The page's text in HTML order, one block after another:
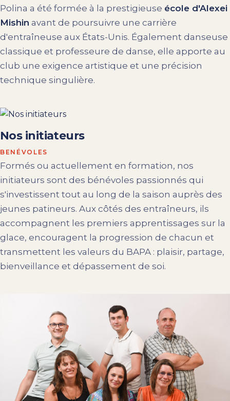
Polina a été formée à la prestigieuse école d'Alexei
Mishin avant de poursuivre une carrière
d'entraîneuse aux États-Unis. Également danseuse
classique et professeure de danse, elle apporte au
club une exigence artistique et une précision
technique singulière.
Nos initiateurs
BENÉVOLES
Formés ou actuellement en formation, nos
initiateurs sont des bénévoles passionnés qui
s'investissent tout au long de la saison auprès des
jeunes patineurs. Aux côtés des entraîneurs, ils
accompagnent les premiers apprentissages sur la
glace, encouragent la progression de chacun et
transmettent les valeurs du BAPA : plaisir, partage,
bienveillance et dépassement de soi.